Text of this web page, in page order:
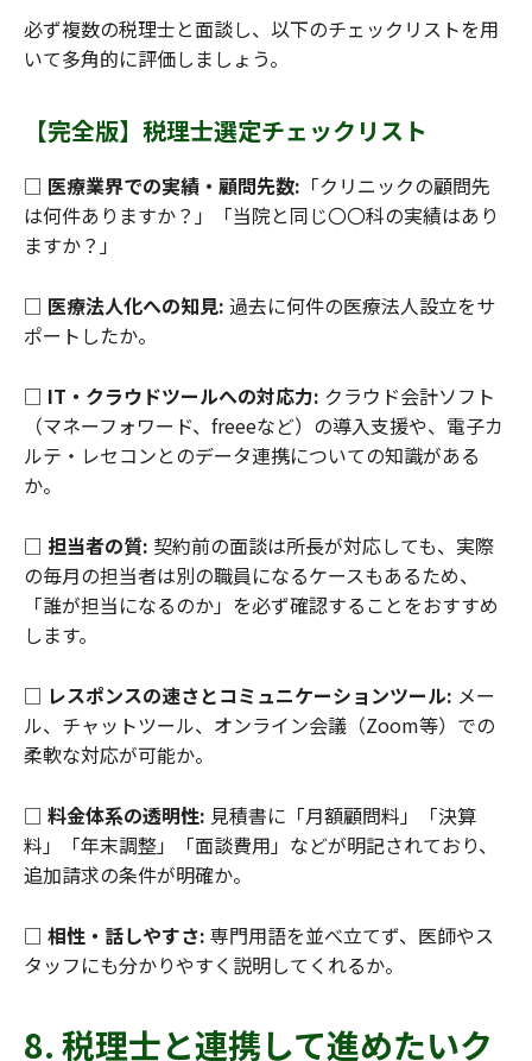
必ず複数の税理士と面談し、以下のチェックリストを用
いて多角的に評価しましょう。
【完全版】税理士選定チェックリスト
□ 医療業界での実績・顧問先数: 「クリニックの顧問先
は何件ありますか？」「当院と同じ〇〇科の実績はあり
ますか？」
□ 医療法人化への知見: 過去に何件の医療法人設立をサ
ポートしたか。
□ IT・クラウドツールへの対応力: クラウド会計ソフト
（マネーフォワード、freeeなど）の導入支援や、電子カ
ルテ・レセコンとのデータ連携についての知識がある
か。
□ 担当者の質: 契約前の面談は所長が対応しても、実際
の毎月の担当者は別の職員になるケースもあるため、
「誰が担当になるのか」を必ず確認することをおすすめ
します。
□ レスポンスの速さとコミュニケーションツール: メー
ル、チャットツール、オンライン会議（Zoom等）での
柔軟な対応が可能か。
□ 料金体系の透明性: 見積書に「月額顧問料」「決算
料」「年末調整」「面談費用」などが明記されており、
追加請求の条件が明確か。
□ 相性・話しやすさ: 専門用語を並べ立てず、医師やス
タッフにも分かりやすく説明してくれるか。
8. 税理士と連携して進めたいク